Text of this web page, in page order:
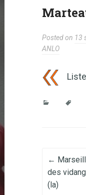
Posted on 13
ANLO
←
des
(la)